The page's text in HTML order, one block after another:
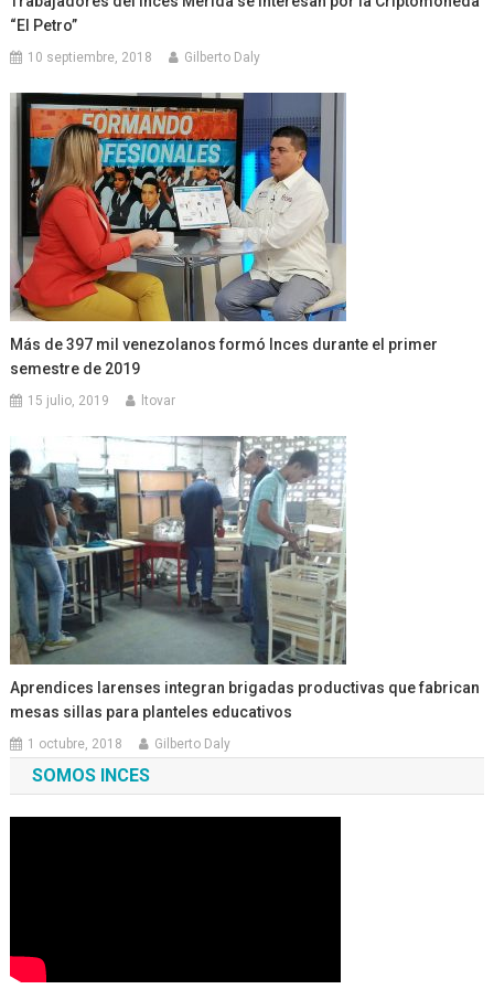
“El Petro”
10 septiembre, 2018 Gilberto Daly
Más de 397 mil venezolanos formó Inces durante el primer
semestre de 2019
15 julio, 2019 ltovar
Aprendices larenses integran brigadas productivas que fabrican
mesas sillas para planteles educativos
1 octubre, 2018 Gilberto Daly
SOMOS INCES